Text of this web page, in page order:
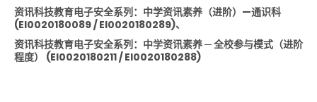
资讯科技教育电子安全系列：中学资讯素养（进阶）—通识科
(EI0020180089 / EI0020180289)、
资讯科技教育电子安全系列：中学资讯素养 ─ 全校参与模式（进阶
程度） (EI0020180211 / EI0020180288)